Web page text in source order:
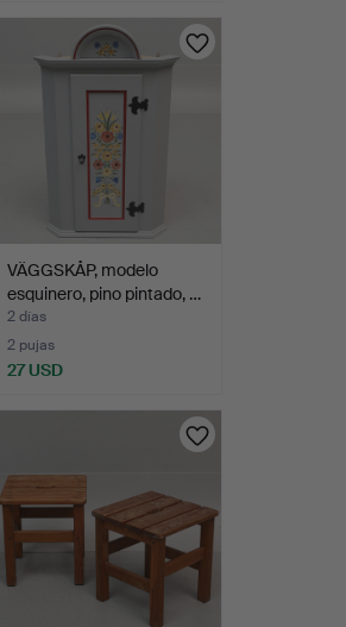
VÄGGSKÅP, modelo
esquinero, pino pintado, …
2 días
2 pujas
27 USD